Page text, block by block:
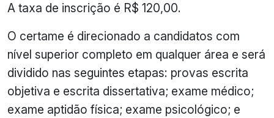
A taxa de inscrição é R$ 120,00.
O certame é direcionado a candidatos com
nível superior completo em qualquer área e será
dividido nas seguintes etapas: provas escrita
objetiva e escrita dissertativa; exame médico;
exame aptidão física; exame psicológico; e